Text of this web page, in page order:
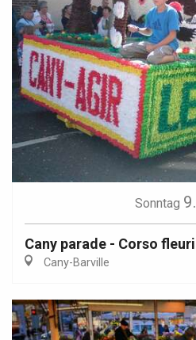
Sonntag 9.
Cany parade - Corso fleuri
Cany-Barville